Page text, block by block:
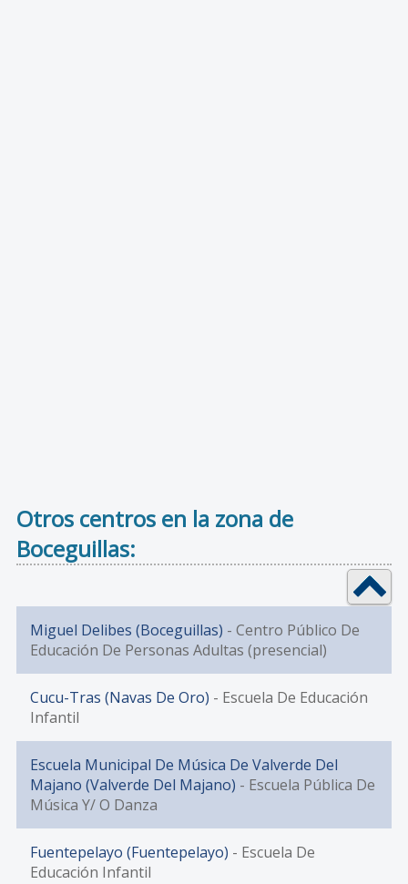
Otros centros en la zona de
Boceguillas:
Miguel Delibes (Boceguillas) - Centro Público De
Educación De Personas Adultas (presencial)
Cucu-Tras (Navas De Oro) - Escuela De Educación
Infantil
Escuela Municipal De Música De Valverde Del
Majano (Valverde Del Majano) - Escuela Pública De
Música Y/ O Danza
Fuentepelayo (Fuentepelayo) - Escuela De
Educación Infantil